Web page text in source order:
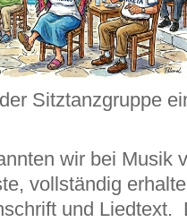
Sitztanzgruppe
wir bei Musik
vollständig
und Liedtext.